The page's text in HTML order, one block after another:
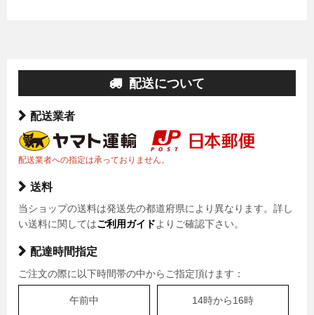
配送について
配送業者
配送業者への指定は承っておりません。
送料
当ショップの送料は発送先の都道府県により異なります。詳し
い送料に関してはご利用ガイドよりご確認下さい。
配達時間指定
ご注文の際に以下時間帯の中からご指定頂けます：
午前中 14時から16時